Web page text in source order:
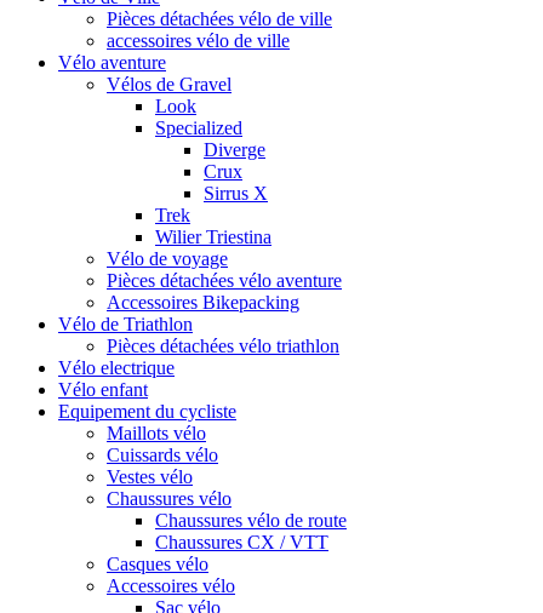
Pièces détachées vélo de ville
accessoires vélo de ville
Vélo aventure
Vélos de Gravel
Look
Specialized
Diverge
Crux
Sirrus X
Trek
Wilier Triestina
Vélo de voyage
Pièces détachées vélo aventure
Accessoires Bikepacking
Vélo de Triathlon
Pièces détachées vélo triathlon
Vélo electrique
Vélo enfant
Equipement du cycliste
Maillots vélo
Cuissards vélo
Vestes vélo
Chaussures vélo
Chaussures vélo de route
Chaussures CX / VTT
Casques vélo
Accessoires vélo
Sac vélo